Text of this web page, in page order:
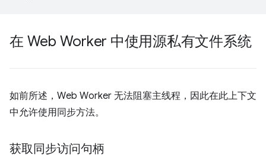
在 Web Worker 中使用源私有文件系统
如前所述，Web Worker 无法阻塞主线程，因此在此上下文
中允许使用同步方法。
获取同步访问句柄